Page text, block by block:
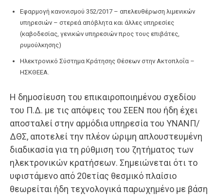
Εφαρμογή κανονισμού 352/2017 – απελευθέρωση λιμενικών
υπηρεσιών – στερεά απόβλητα και άλλες υπηρεσίες
(καβοδεσίας, γενικών υπηρεσιών προς τους επιβάτες,
ρυμούλκησης)
Ηλεκτρονικό Σύστημα Κράτησης Θέσεων στην Ακτοπλοΐα –
ΗΣΚΘΕΕΑ.
Η δημοσίευση του επικαιροποιημένου σχεδίου
του Π.Δ. με τις απόψεις του ΣΕΕΝ που ήδη έχει
αποσταλεί στην αρμόδια υπηρεσία του ΥΝΑΝΠ/
ΔΘΣ, αποτελεί την πλέον ώριμη απλουστευμένη
διαδικασία για τη ρύθμιση του ζητήματος των
ηλεκτρονικών κρατήσεων. Σημειώνεται ότι το
υφιστάμενο από 20ετίας θεσμικό πλαίσιο
θεωρείται ήδη τεχνολογικά παρωχημένο με βάση